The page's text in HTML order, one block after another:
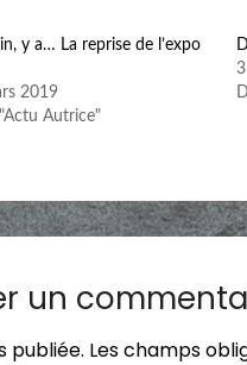
y a… La reprise de l’expo
2019
"Actu Autrice"
un
publiée. Les champs